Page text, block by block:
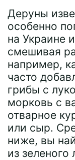
Деруны
особенно
на Украине
смешивая
например,
часто
грибы с
морковь с
отварное
или сыр.
ниже, вы
из зеленого